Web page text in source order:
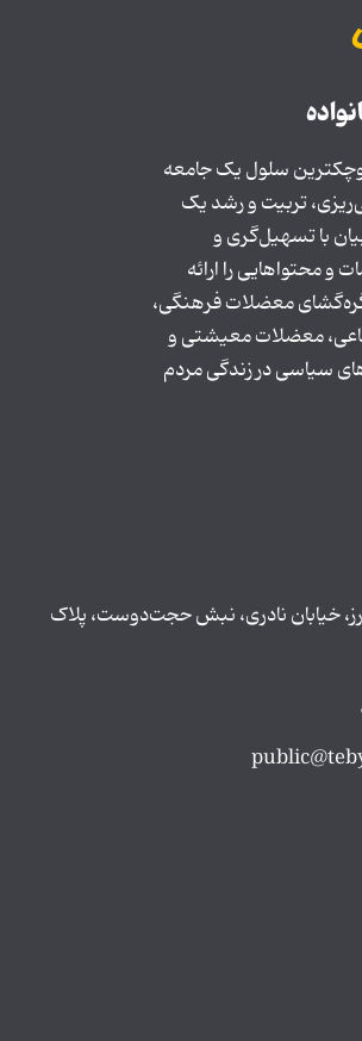
سلول یک جامعه
تربیت و رشد یک
با تسهیل‌گری و
و محتواهایی را ارائه
معضلات فرهنگی،
معضلات معیشتی و
سیاسی در زندگی مردم
خیابان نادری، نبش حجت‌دوست، پلاک